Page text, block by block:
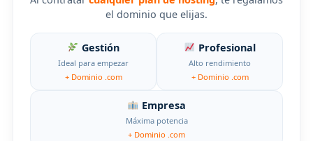
el dominio que elijas.
Gestión
Ideal para empezar
+ Dominio .com
Profesional
Alto rendimiento
+ Dominio .com
Empresa
Máxima potencia
+ Dominio .com